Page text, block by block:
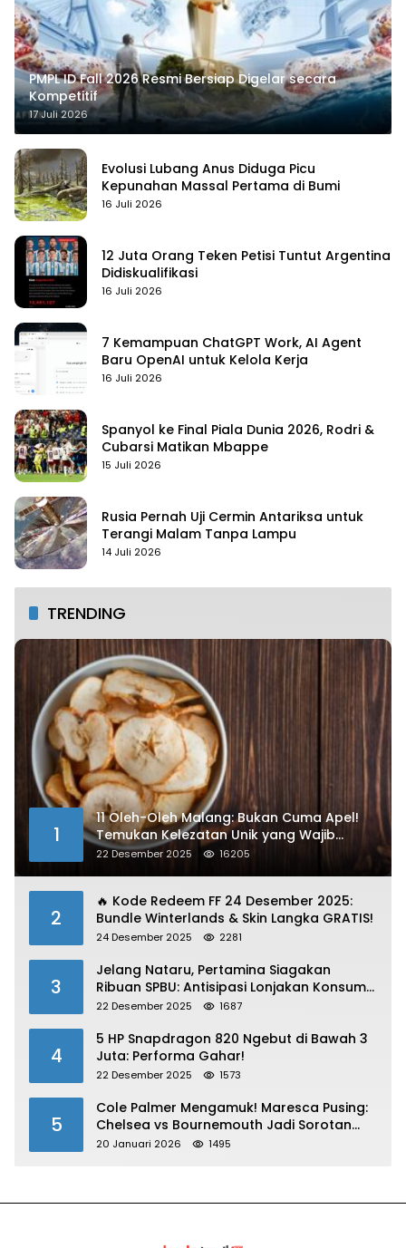
PMPL ID Fall 2026 Resmi Bersiap Digelar secara
Kompetitif
17 Juli 2026
Evolusi Lubang Anus Diduga Picu
Kepunahan Massal Pertama di Bumi
16 Juli 2026
12 Juta Orang Teken Petisi Tuntut Argentina
Didiskualifikasi
16 Juli 2026
7 Kemampuan ChatGPT Work, AI Agent
Baru OpenAI untuk Kelola Kerja
16 Juli 2026
Spanyol ke Final Piala Dunia 2026, Rodri &
Cubarsi Matikan Mbappe
15 Juli 2026
Rusia Pernah Uji Cermin Antariksa untuk
Terangi Malam Tanpa Lampu
14 Juli 2026
TRENDING
1
11 Oleh-Oleh Malang: Bukan Cuma Apel!
Temukan Kelezatan Unik yang Wajib
Dibawa
22 Desember 2025 16205
2
🔥 Kode Redeem FF 24 Desember 2025:
Bundle Winterlands & Skin Langka GRATIS!
24 Desember 2025 2281
3
Jelang Nataru, Pertamina Siagakan
Ribuan SPBU: Antisipasi Lonjakan Konsumsi
BBM dan LPG!
22 Desember 2025 1687
4
5 HP Snapdragon 820 Ngebut di Bawah 3
Juta: Performa Gahar!
22 Desember 2025 1573
5
Cole Palmer Mengamuk! Maresca Pusing:
Chelsea vs Bournemouth Jadi Sorotan
Utama
20 Januari 2026 1495